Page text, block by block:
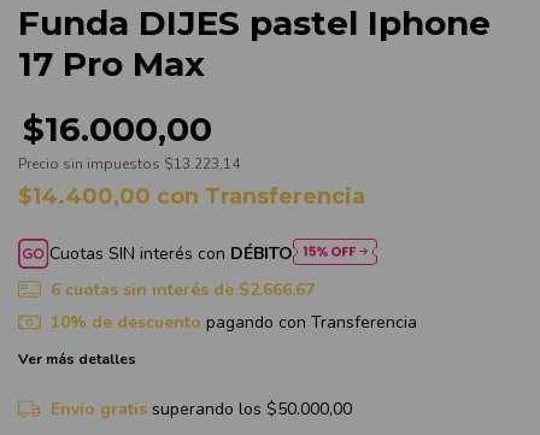
Funda DIJES pastel Iphone
17 Pro Max
$16.000,00
Precio sin impuestos $13.223,14
$14.400,00 con Transferencia
Cuotas SIN interés con DÉBITO
6 cuotas sin interés de $2.666,67
10% de descuento pagando con Transferencia
Ver más detalles
Envío gratis superando los $50.000,00